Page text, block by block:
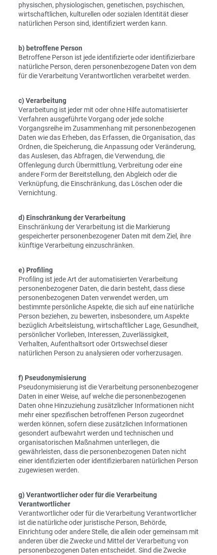
physischen, physiologischen, genetischen, psychischen,
wirtschaftlichen, kulturellen oder sozialen Identität dieser
natürlichen Person sind, identifiziert werden kann.
b) betroffene Person
Betroffene Person ist jede identifizierte oder identifizierbare
natürliche Person, deren personenbezogene Daten von dem
für die Verarbeitung Verantwortlichen verarbeitet werden.
c) Verarbeitung
Verarbeitung ist jeder mit oder ohne Hilfe automatisierter
Verfahren ausgeführte Vorgang oder jede solche
Vorgangsreihe im Zusammenhang mit personenbezogenen
Daten wie das Erheben, das Erfassen, die Organisation, das
Ordnen, die Speicherung, die Anpassung oder Veränderung,
das Auslesen, das Abfragen, die Verwendung, die
Offenlegung durch Übermittlung, Verbreitung oder eine
andere Form der Bereitstellung, den Abgleich oder die
Verknüpfung, die Einschränkung, das Löschen oder die
Vernichtung.
d) Einschränkung der Verarbeitung
Einschränkung der Verarbeitung ist die Markierung
gespeicherter personenbezogener Daten mit dem Ziel, ihre
künftige Verarbeitung einzuschränken.
e) Profiling
Profiling ist jede Art der automatisierten Verarbeitung
personenbezogener Daten, die darin besteht, dass diese
personenbezogenen Daten verwendet werden, um
bestimmte persönliche Aspekte, die sich auf eine natürliche
Person beziehen, zu bewerten, insbesondere, um Aspekte
bezüglich Arbeitsleistung, wirtschaftlicher Lage, Gesundheit,
persönlicher Vorlieben, Interessen, Zuverlässigkeit,
Verhalten, Aufenthaltsort oder Ortswechsel dieser
natürlichen Person zu analysieren oder vorherzusagen.
f) Pseudonymisierung
Pseudonymisierung ist die Verarbeitung personenbezogener
Daten in einer Weise, auf welche die personenbezogenen
Daten ohne Hinzuziehung zusätzlicher Informationen nicht
mehr einer spezifischen betroffenen Person zugeordnet
werden können, sofern diese zusätzlichen Informationen
gesondert aufbewahrt werden und technischen und
organisatorischen Maßnahmen unterliegen, die
gewährleisten, dass die personenbezogenen Daten nicht
einer identifizierten oder identifizierbaren natürlichen Person
zugewiesen werden.
g) Verantwortlicher oder für die Verarbeitung
Verantwortlicher
Verantwortlicher oder für die Verarbeitung Verantwortlicher
ist die natürliche oder juristische Person, Behörde,
Einrichtung oder andere Stelle, die allein oder gemeinsam mit
anderen über die Zwecke und Mittel der Verarbeitung von
personenbezogenen Daten entscheidet. Sind die Zwecke